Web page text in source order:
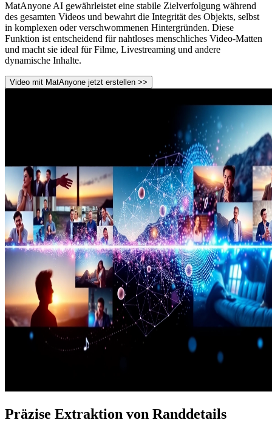
MatAnyone AI gewährleistet eine stabile Zielverfolgung während
des gesamten Videos und bewahrt die Integrität des Objekts, selbst
in komplexen oder verschwommenen Hintergründen. Diese
Funktion ist entscheidend für nahtloses menschliches Video-Matten
und macht sie ideal für Filme, Livestreaming und andere
dynamische Inhalte.
Video mit MatAnyone jetzt erstellen >>
Präzise Extraktion von Randdetails